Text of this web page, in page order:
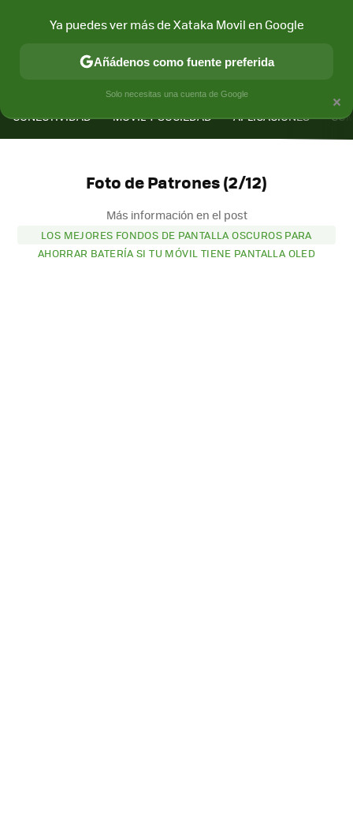
CONECTIVIDAD MÓVIL Y SOCIEDAD APLICACIONES
Foto de Patrones (2/12)
Más información en el post
LOS MEJORES FONDOS DE PANTALLA OSCUROS PARA
AHORRAR BATERÍA SI TU MÓVIL TIENE PANTALLA OLED
×
Ya puedes ver más de Xataka Movil en Google
Añádenos como fuente preferida
Solo necesitas una cuenta de Google